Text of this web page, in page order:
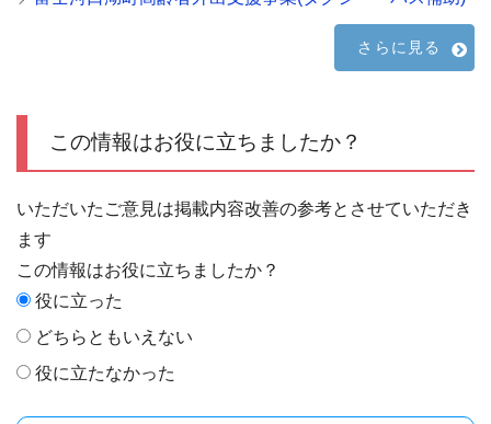
さらに見る
この情報はお役に立ちましたか？
いただいたご意見は掲載内容改善の参考とさせていただき
ます
この情報はお役に立ちましたか？
役に立った
どちらともいえない
役に立たなかった